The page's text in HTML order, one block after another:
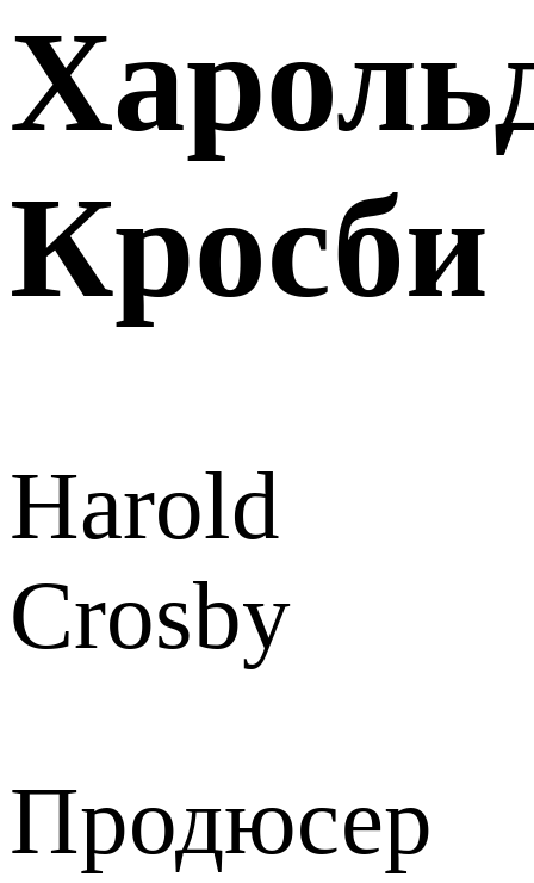
Кросби
Harold
Crosby
Продюсер